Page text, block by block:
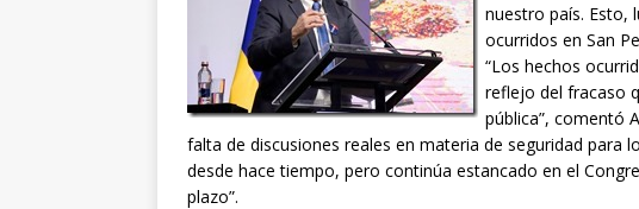
nuestro país. Esto,
ocurridos en San
“Los hechos
reflejo del fracaso
pública”, comentó
falta de discusiones reales en materia de seguridad para
desde hace tiempo, pero continúa estancado en el
plazo”.